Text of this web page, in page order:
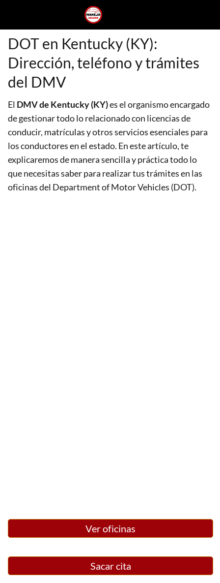
DOT en Kentucky (KY):
Dirección, teléfono y trámites
del DMV
El DMV de Kentucky (KY)es el organismo encargado
de gestionar todo lo relacionado con licencias de
conducir, matrículas y otros servicios esenciales para
los conductores en el estado. En este artículo, te
explicaremos de manera sencilla y práctica todo lo
que necesitas saber para realizar tus trámites en las
oficinas del Department of Motor Vehicles (DOT).
Ver oficinas
Sacar cita